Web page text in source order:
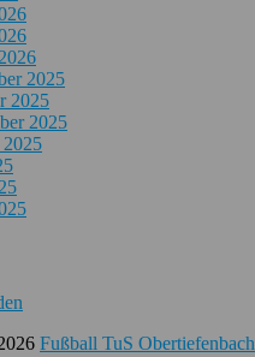
2025
2025
2025
Fußball TuS Obertiefenbach